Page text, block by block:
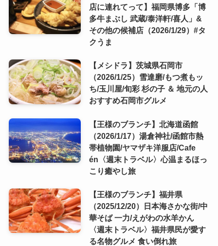
店に連れてって】福岡県博多「博
多牛まぶし 武蔵/泰洋軒/喜人」&
その他の候補店（2026/1/29）#タ
クうま
【メシドラ】茨城県石岡市
（2026/1/25）雪達磨/もつ煮もッ
ち/玉川屋/旬彩 杉の子 ＆ 地元の人
おすすめ石岡市グルメ
【王様のブランチ】北海道函館
（2026/1/17）湯倉神社/函館市熱
帯植物園/ヤマザキ洋服店/Cafe
én〈週末トラベル〉心温まるほっ
こり癒やし旅
【王様のブランチ】福井県
（2025/12/20）日本海さかな街/中
華そば 一力/えがわの水羊かん
〈週末トラベル〉福井県民が愛す
る名物グルメ 食い倒れ旅